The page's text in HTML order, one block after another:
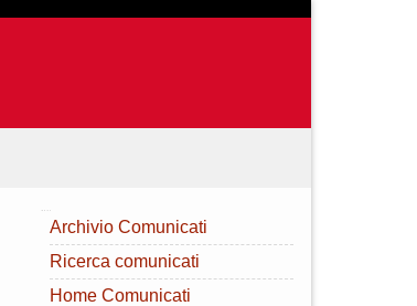
Archivio Comunicati
Ricerca comunicati
Home Comunicati